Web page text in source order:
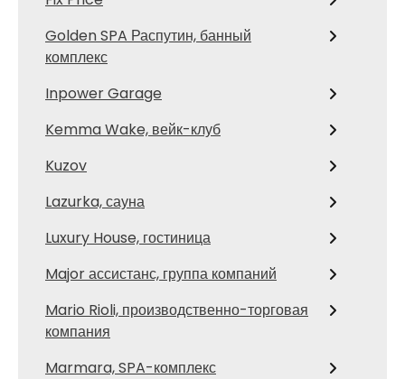
Golden SPA Распутин, банный
комплекс
Inpower Garage
Kemma Wake, вейк-клуб
Kuzov
Lazurka, сауна
Luxury House, гостиница
Major ассистанс, группа компаний
Mario Rioli, производственно-торговая
компания
Marmara, SPA-комплекс